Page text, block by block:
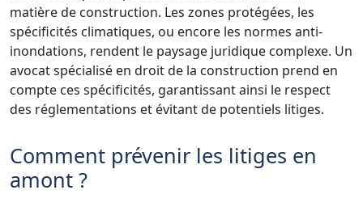
matière de construction. Les zones protégées, les
spécificités climatiques, ou encore les normes anti-
inondations, rendent le paysage juridique complexe. Un
avocat spécialisé en droit de la construction prend en
compte ces spécificités, garantissant ainsi le respect
des réglementations et évitant de potentiels litiges.
Comment prévenir les litiges en
amont ?